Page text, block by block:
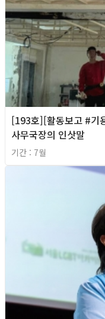
[193호][활동보고 #기
사무국장의 인삿말
기간 : 7월